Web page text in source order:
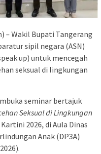
– Wakil Bupati Tangerang
sipil negara (ASN)
up) untuk mencegah
seksual di lingkungan
seminar bertajuk
Seksual di Lingkungan
2026, di Aula Dinas
Anak (DP3A)